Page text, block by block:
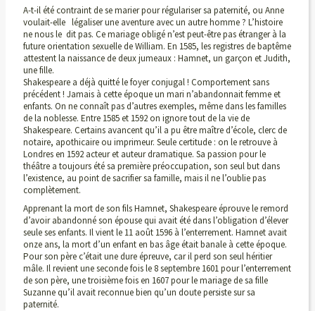
A-t-il été contraint de se marier pour régulariser sa paternité, ou Anne
voulait-elle légaliser une aventure avec un autre homme ? L’histoire
ne nous le dit pas. Ce mariage obligé n’est peut-être pas étranger à la
future orientation sexuelle de William. En 1585, les registres de baptême
attestent la naissance de deux jumeaux : Hamnet, un garçon et Judith,
une fille.
Shakespeare a déjà quitté le foyer conjugal ! Comportement sans
précédent ! Jamais à cette époque un mari n’abandonnait femme et
enfants. On ne connaît pas d’autres exemples, même dans les familles
de la noblesse. Entre 1585 et 1592 on ignore tout de la vie de
Shakespeare. Certains avancent qu’il a pu être maître d’école, clerc de
notaire, apothicaire ou imprimeur. Seule certitude : on le retrouve à
Londres en 1592 acteur et auteur dramatique. Sa passion pour le
théâtre a toujours été sa première préoccupation, son seul but dans
l’existence, au point de sacrifier sa famille, mais il ne l’oublie pas
complètement.
Apprenant la mort de son fils Hamnet, Shakespeare éprouve le remord
d’avoir abandonné son épouse qui avait été dans l’obligation d’élever
seule ses enfants. Il vient le 11 août 1596 à l’enterrement. Hamnet avait
onze ans, la mort d’un enfant en bas âge était banale à cette époque.
Pour son père c’était une dure épreuve, car il perd son seul héritier
mâle. Il revient une seconde fois le 8 septembre 1601 pour l’enterrement
de son père, une troisième fois en 1607 pour le mariage de sa fille
Suzanne qu’il avait reconnue bien qu’un doute persiste sur sa
paternité.